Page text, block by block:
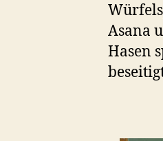
Asana
Hasen